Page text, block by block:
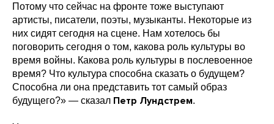
Потому что сейчас на фронте тоже выступают
артисты, писатели, поэты, музыканты. Некоторые из
них сидят сегодня на сцене. Нам хотелось бы
поговорить сегодня о том, какова роль культуры во
время войны. Какова роль культуры в послевоенное
время? Что культура способна сказать о будущем?
Способна ли она представить тот самый образ
будущего?» — сказал Петр Лундстрем.